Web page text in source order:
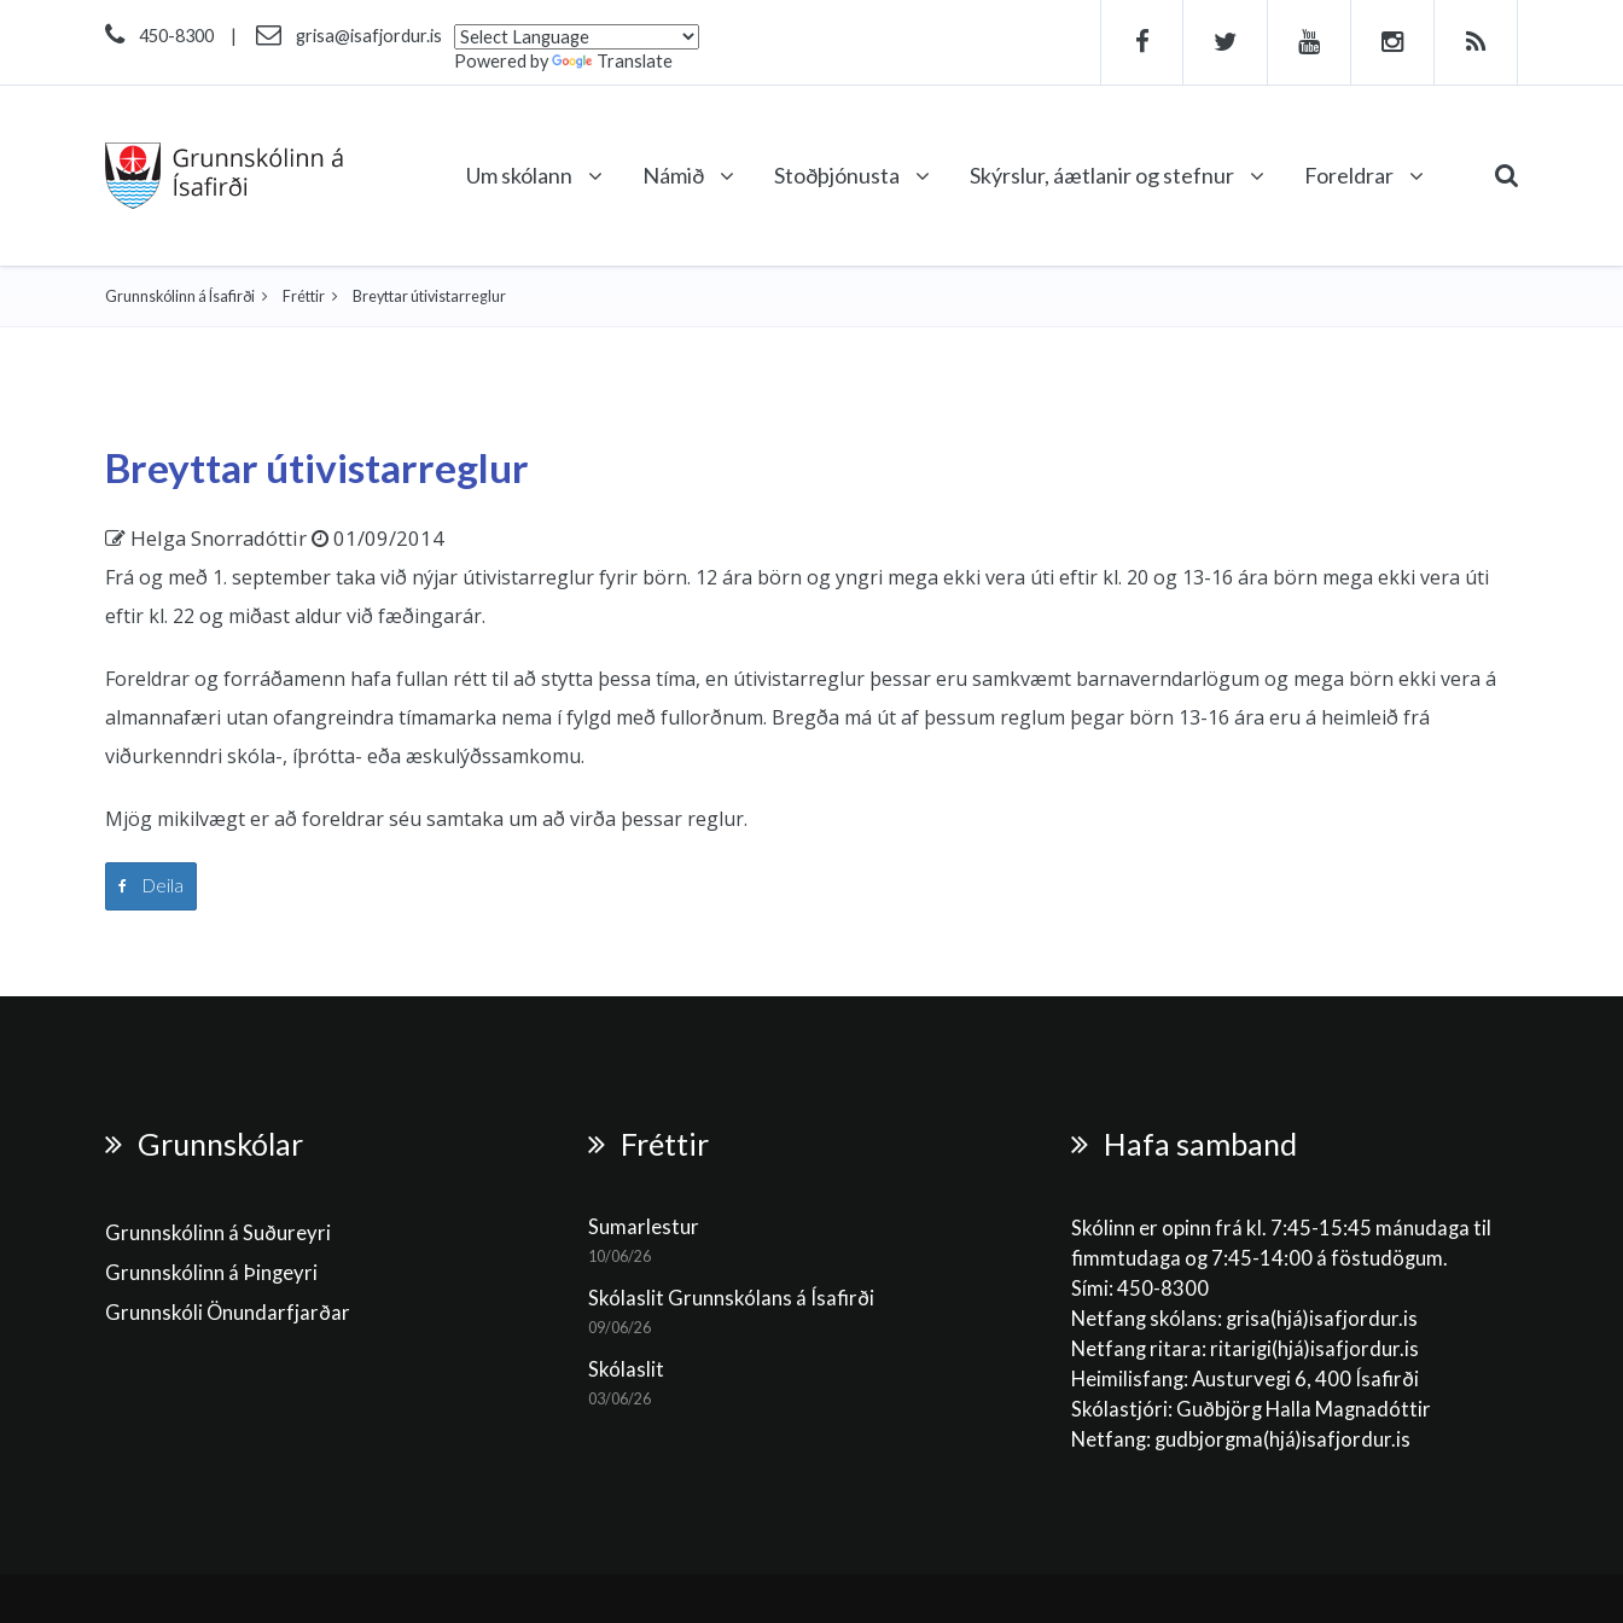
450-8300 |
grisa@isafjordur.is
Powered by
Translate
Um skólann Námið Stoðþjónusta Skýrslur, áætlanir og stefnur Foreldrar
Grunnskólinn á Ísafirði Fréttir Breyttar útivistarreglur
Breyttar útivistarreglur
Helga Snorradóttir 01/09/2014
Frá og með 1. september taka við nýjar útivistarreglur fyrir börn. 12 ára börn og yngri mega ekki vera úti eftir kl. 20 og 13-16 ára börn mega ekki vera úti
eftir kl. 22 og miðast aldur við fæðingarár.
Foreldrar og forráðamenn hafa fullan rétt til að stytta þessa tíma, en útivistarreglur þessar eru samkvæmt barnaverndarlögum og mega börn ekki vera á
almannafæri utan ofangreindra tímamarka nema í fylgd með fullorðnum. Bregða má út af þessum reglum þegar börn 13-16 ára eru á heimleið frá
viðurkenndri skóla-, íþrótta- eða æskulýðssamkomu.
Mjög mikilvægt er að foreldrar séu samtaka um að virða þessar reglur.
Deila
Grunnskólar
Grunnskólinn á Suðureyri
Grunnskólinn á Þingeyri
Grunnskóli Önundarfjarðar
Fréttir
Sumarlestur
10/06/26
Skólaslit Grunnskólans á Ísafirði
09/06/26
Skólaslit
03/06/26
Hafa samband
Skólinn er opinn frá kl. 7:45-15:45 mánudaga til
fimmtudaga og 7:45-14:00 á föstudögum.
Sími: 450-8300
Netfang skólans: grisa(hjá)isafjordur.is
Netfang ritara: ritarigi(hjá)isafjordur.is
Heimilisfang: Austurvegi 6, 400 Ísafirði
Skólastjóri: Guðbjörg Halla Magnadóttir
Netfang: gudbjorgma(hjá)isafjordur.is